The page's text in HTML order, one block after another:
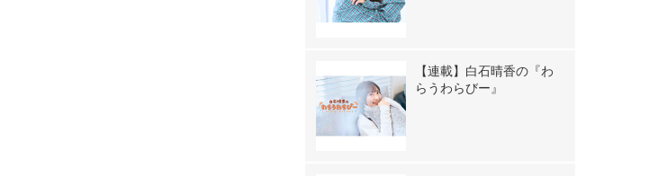
【連載】白石晴香の『わ
らうわらびー』